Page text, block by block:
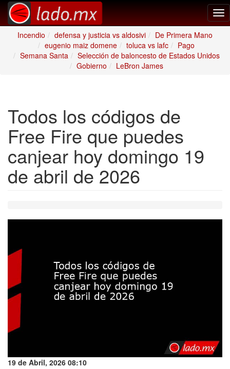
Incendio
defensa y justicia vs aldosivi
De Primera Mano
eugenio maiz domene
toluca vs lafc
Pago
Semana Santa
Selección de baloncesto de Estados Unidos
Gobierno
LeBron James
Todos los códigos de
Free Fire que puedes
canjear hoy domingo 19
de abril de 2026
19 de Abril, 2026 08:10